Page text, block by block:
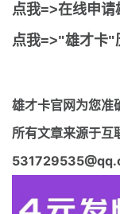
点我=>在线申请
点我=>"雄才卡"
雄才卡官网为您准
所有文章来源于互